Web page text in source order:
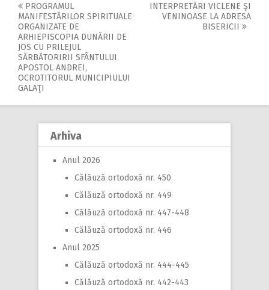
Post
navigation
PROGRAMUL
MANIFESTĂRILOR SPIRITUALE
ORGANIZATE DE
ARHIEPISCOPIA DUNĂRII DE
JOS CU PRILEJUL
SĂRBĂTORIRII SFÂNTULUI
APOSTOL ANDREI,
OCROTITORUL MUNICIPIULUI
GALAŢI
INTERPRETĂRI VICLENE ŞI
VENINOASE LA ADRESA
BISERICII
Arhiva
Anul 2026
Călăuză ortodoxă nr. 450
Călăuză ortodoxă nr. 449
Călăuză ortodoxă nr. 447-448
Călăuză ortodoxă nr. 446
Anul 2025
Călăuză ortodoxă nr. 444-445
Călăuză ortodoxă nr. 442-443